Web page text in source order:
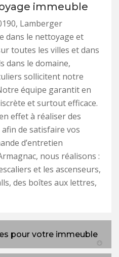
immeuble
Lamberger
dans le nettoyage et
toutes les villes et dans
dans le domaine,
sollicitent notre
équipe garantit en
et surtout efficace.
effet à réaliser des
de satisfaire vos
d’entretien
nous réalisons :
et les ascenseurs,
des boîtes aux lettres,
pour votre immeuble